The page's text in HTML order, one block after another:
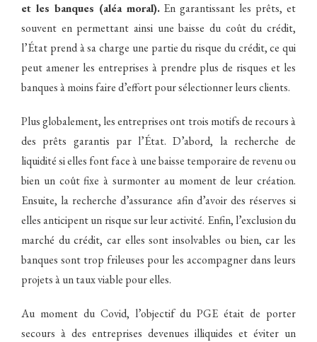
et les banques (aléa moral).En garantissant les prêts, et
souvent en permettant ainsi une baisse du coût du crédit,
l’État prend à sa charge une partie du risque du crédit, ce qui
peut amener les entreprises à prendre plus de risques et les
banques à moins faire d’effort pour sélectionner leurs clients.
Plus globalement, les entreprises ont trois motifs de recours à
des prêts garantis par l’État. D’abord, la recherche de
liquidité si elles font face à une baisse temporaire de revenu ou
bien un coût fixe à surmonter au moment de leur création.
Ensuite, la recherche d’assurance afin d’avoir des réserves si
elles anticipent un risque sur leur activité. Enfin, l’exclusion du
marché du crédit, car elles sont insolvables ou bien, car les
banques sont trop frileuses pour les accompagner dans leurs
projets à un taux viable pour elles.
Au moment du Covid, l’objectif du PGE était de porter
secours à des entreprises devenues illiquides et éviter un